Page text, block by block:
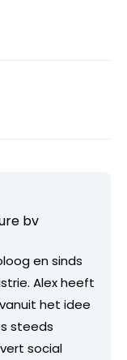
bv
en sinds
Alex heeft
het idee
steeds
social